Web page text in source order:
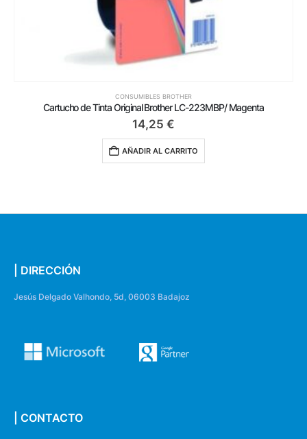
CONSUMIBLES BROTHER
Cartucho de Tinta Original Brother LC-223MBP/ Magenta
14,25 €
AÑADIR AL CARRITO
| DIRECCIÓN
Jesús Delgado Valhondo, 5d, 06003 Badajoz
| CONTACTO